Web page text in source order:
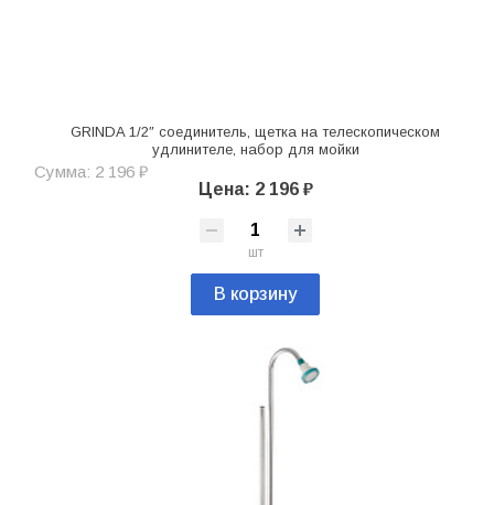
GRINDA 1/2″ соединитель, щетка на телескопическом
удлинителе, набор для мойки
Сумма: 2 196 ₽
Цена: 2 196 ₽
шт
В корзину